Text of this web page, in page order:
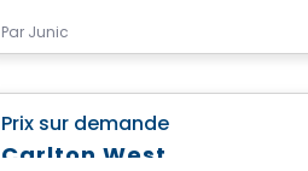
Par Junic
Prix sur demande
Carlton West